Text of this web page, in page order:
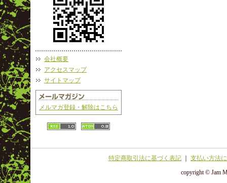
会社概要
アクセスマップ
サイトマップ
メルマガ登録・解除はこちら
特定商取引法に基づく表記
支払い方法
copyright © Jam